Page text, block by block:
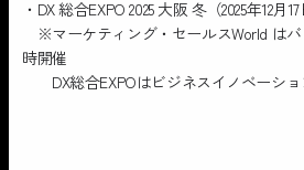
・DX 総合EXPO 2025 大阪 冬（2025年12月
※マーケティング・セールスWorld は
時開催
DX総合EXPOはビジネスイノベーショ